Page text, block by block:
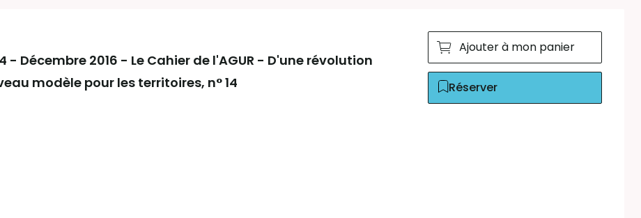
- Décembre 2016 - Le Cahier de l'AGUR - D'une révolution
modèle pour les territoires, n° 14
Ajouter à mon panier
Réserver